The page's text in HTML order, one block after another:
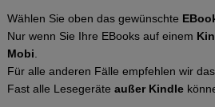
Wählen Sie oben das gewünschte
Nur wenn Sie Ihre EBooks auf einem
Mobi
Für alle anderen Fälle empfehlen wir
Fast alle Lesegeräte außer Kindle